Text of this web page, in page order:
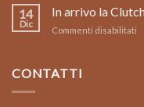
14
Dic
In arrivo la
Commenti disabilitati
CONTATTI